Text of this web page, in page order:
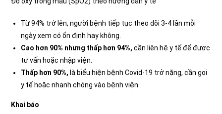
Từ 94% trở lên, người bệnh tiếp tục theo dõi 3-4 lần mỗi
ngày xem có ổn định hay không.
Cao hơn 90% nhưng thấp hơn 94%, cần liên hệ y tế để được
tư vấn hoặc nhập viện.
Thấp hơn 90%, là biểu hiện bệnh Covid-19 trở nặng, cần gọi
y tế hoặc nhanh chóng vào bệnh viện.
Khai báo